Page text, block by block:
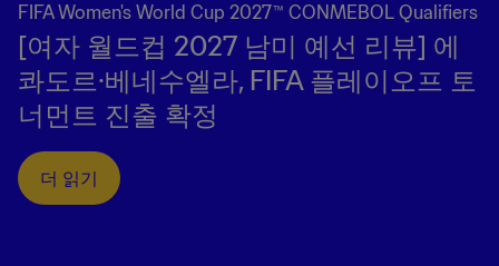
FIFA Women's World Cup 2027™ CONMEBOL Qualifiers
[여자 월드컵 2027 남미 예선 리뷰] 에
콰도르·베네수엘라, FIFA 플레이오프 토
너먼트 진출 확정
더 읽기